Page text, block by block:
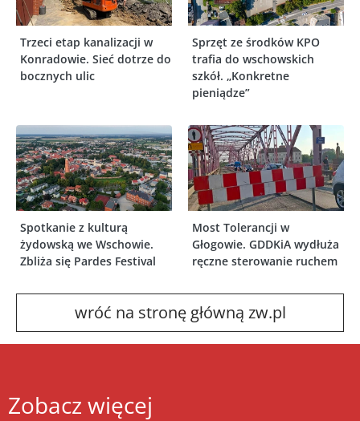
Trzeci etap kanalizacji w
Konradowie. Sieć dotrze do
bocznych ulic
Sprzęt ze środków KPO
trafia do wschowskich
szkół. „Konkretne
pieniądze”
Spotkanie z kulturą
żydowską we Wschowie.
Zbliża się Pardes Festival
Most Tolerancji w
Głogowie. GDDKiA wydłuża
ręczne sterowanie ruchem
wróć na stronę główną zw.pl
Zobacz więcej